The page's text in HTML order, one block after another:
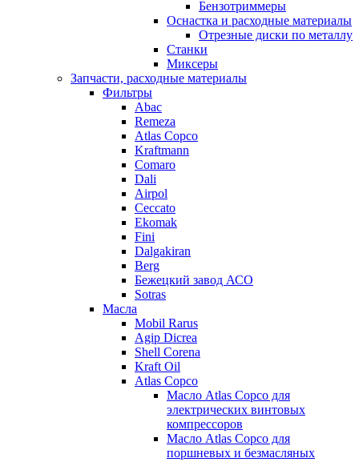
Бензотриммеры
Оснастка и расходные материалы
Отрезные диски по металлу
Станки
Миксеры
Запчасти, расходные материалы
Фильтры
Abac
Remeza
Atlas Copco
Kraftmann
Comaro
Dali
Airpol
Ceccato
Ekomak
Fini
Dalgakiran
Berg
Бежецкий завод АСО
Sotras
Масла
Mobil Rarus
Agip Dicrea
Shell Corena
Kraft Oil
Atlas Copco
Масло Atlas Copco для
электрических винтовых
компрессоров
Масло Atlas Copco для
поршневых и безмасляных